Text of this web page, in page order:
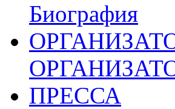
Биография
ПРЕССА